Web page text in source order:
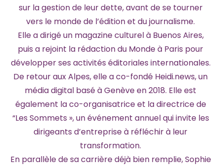
sur la gestion de leur dette, avant de se tourner
vers le monde de l’édition et du journalisme.
Elle a dirigé un magazine culturel à Buenos Aires,
puis a rejoint la rédaction du Monde à Paris pour
développer ses activités éditoriales internationales.
De retour aux Alpes, elle a co-fondé Heidi.news, un
média digital basé à Genève en 2018. Elle est
également la co-organisatrice et la directrice de
“Les Sommets », un événement annuel qui invite les
dirigeants d’entreprise à réfléchir à leur
transformation.
En parallèle de sa carrière déjà bien remplie, Sophie